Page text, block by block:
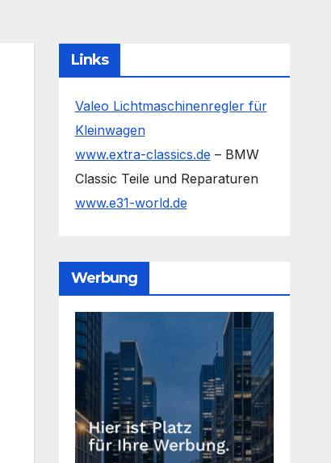
Links
Valeo Lichtmaschinenregler für
Kleinwagen
www.extra-classics.de – BMW
Classic Teile und Reparaturen
www.e31-world.de
Werbung